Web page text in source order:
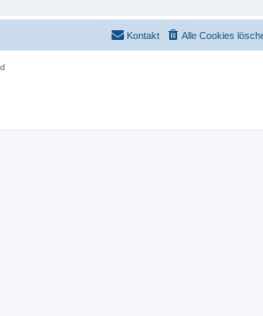
Alle Cookies
Kontakt